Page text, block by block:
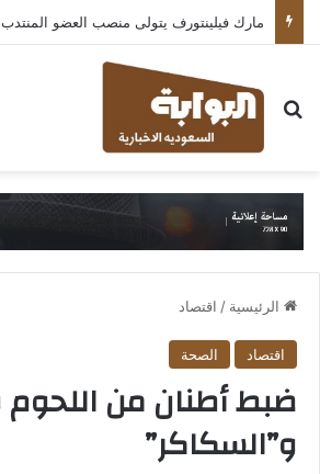
بحث عن
الرئيسية / اقتصاد
اقتصاد الصحة
ضبط أطنان من اللحوم
و”السكاكر”